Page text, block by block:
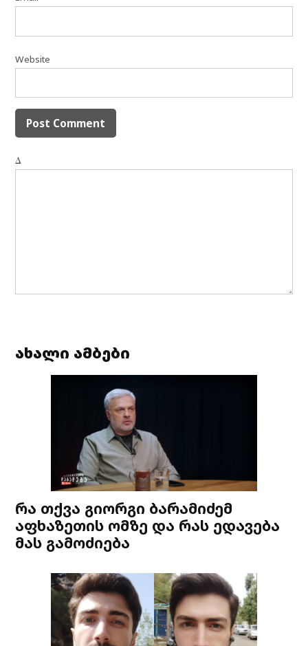
Website
Δ
ახალი ამბები
რა თქვა გიორგი ბარამიძემ
აფხაზეთის ომზე და რას ედავება
მას გამოძიება